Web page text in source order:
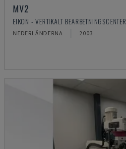
MV2
EIKON - VERTIKALT BEARBETNINGSCENTER
NEDERLÄNDERNA 2003